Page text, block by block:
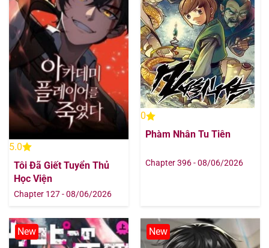
5.0
Tôi Đã Giết Tuyển Thủ
Học Viện
Chapter 127 - 08/06/2026
0
Phàm Nhân Tu Tiên
Chapter 396 - 08/06/2026
New New